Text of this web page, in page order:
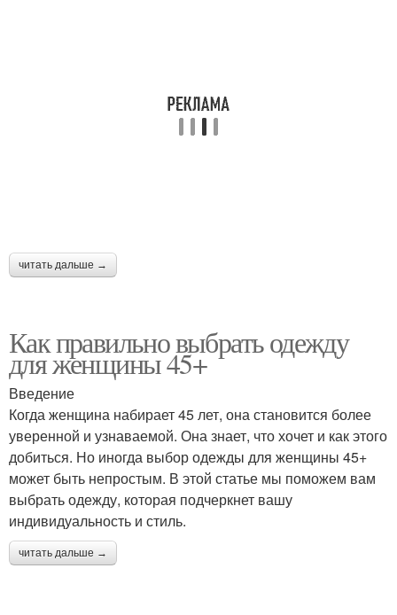
читать дальше →
Как правильно выбрать одежду
для женщины 45+
Введение
Когда женщина набирает 45 лет, она становится более
уверенной и узнаваемой. Она знает, что хочет и как этого
добиться. Но иногда выбор одежды для женщины 45+
может быть непростым. В этой статье мы поможем вам
выбрать одежду, которая подчеркнет вашу
индивидуальность и стиль.
читать дальше →